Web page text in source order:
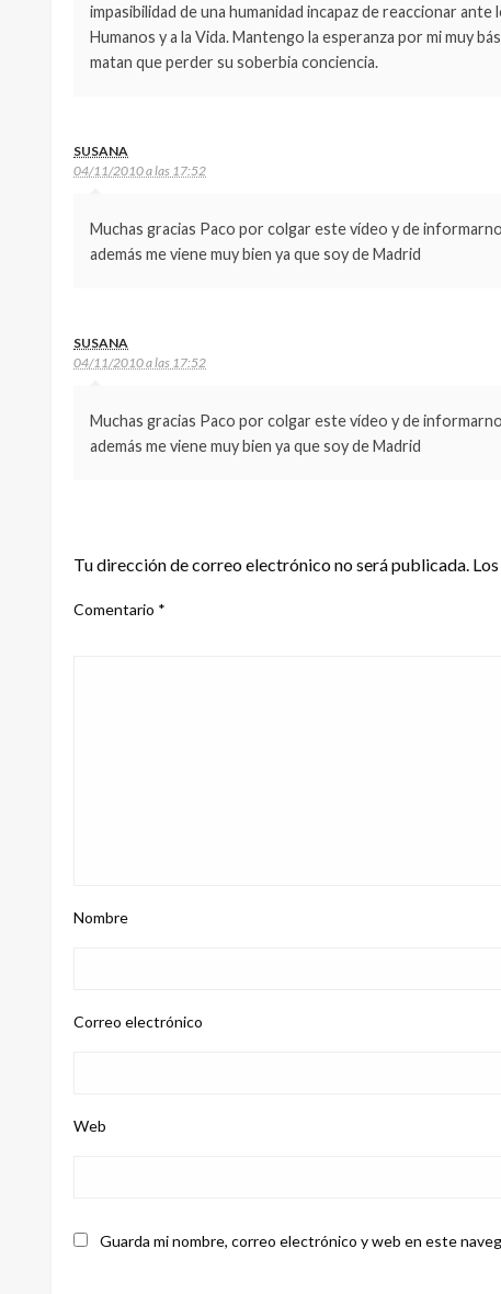
impasibilidad de una humanidad incapaz de reaccionar
Humanos y a la Vida. Mantengo la esperanza por mi muy
matan que perder su soberbia conciencia.
SUSANA
04/11/2010 a las 17:52
Muchas gracias Paco por colgar este vídeo y de
además me viene muy bien ya que soy de Madrid
SUSANA
04/11/2010 a las 17:52
Muchas gracias Paco por colgar este vídeo y de
además me viene muy bien ya que soy de Madrid
Tu dirección de correo electrónico no será publicada.
Comentario *
Nombre
Correo electrónico
Web
Guarda mi nombre, correo electrónico y web en este